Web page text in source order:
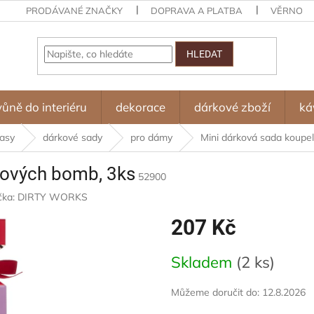
PRODÁVANÉ ZNAČKY DOPRAVA A PLATBA
HLEDAT
do interiéru dekorace dárkové zboží
dárkové sady pro dámy Mini dárková sada
bomb, 3ks 52900
DIRTY WORKS
207 Kč
cena:
Skladem (2 ks)
Můžeme doručit do: 12.8.2026